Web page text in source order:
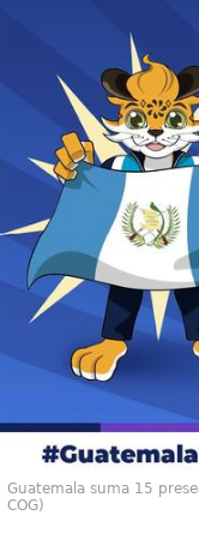
Guatemala suma 15
COG)